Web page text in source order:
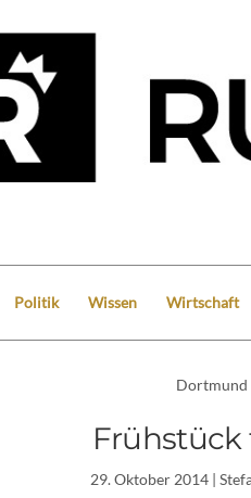
Politik Wissen Wirtschaft
Dortmund
29. Oktober 2014 |